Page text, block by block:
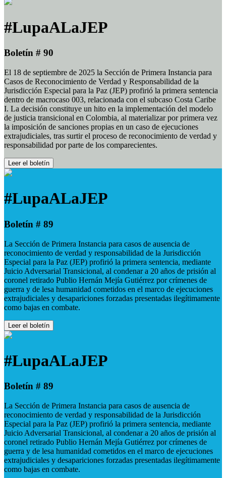
#LupaALaJEP
Boletín # 90
El 18 de septiembre de 2025 la Sección de Primera Instancia para
Casos de Reconocimiento de Verdad y Responsabilidad de la
Jurisdicción Especial para la Paz (JEP) profirió la primera sentencia
dentro de macrocaso 003, relacionada con el subcaso Costa Caribe
I. La decisión constituye un hito en la implementación del modelo
de justicia transicional en Colombia, al materializar por primera vez
la imposición de sanciones propias en un caso de ejecuciones
extrajudiciales, tras surtir el proceso de reconocimiento de verdad y
responsabilidad por parte de los comparecientes.
Leer el boletín
#LupaALaJEP
Boletín # 89
La Sección de Primera Instancia para casos de ausencia de
reconocimiento de verdad y responsabilidad de la Jurisdicción
Especial para la Paz (JEP) profirió la primera sentencia, mediante
Juicio Adversarial Transicional, al condenar a 20 años de prisión al
coronel retirado Publio Hernán Mejía Gutiérrez por crímenes de
guerra y de lesa humanidad cometidos en el marco de ejecuciones
extrajudiciales y desapariciones forzadas presentadas ilegítimamente
como bajas en combate.
Leer el boletín
#LupaALaJEP
Boletín # 89
La Sección de Primera Instancia para casos de ausencia de
reconocimiento de verdad y responsabilidad de la Jurisdicción
Especial para la Paz (JEP) profirió la primera sentencia, mediante
Juicio Adversarial Transicional, al condenar a 20 años de prisión al
coronel retirado Publio Hernán Mejía Gutiérrez por crímenes de
guerra y de lesa humanidad cometidos en el marco de ejecuciones
extrajudiciales y desapariciones forzadas presentadas ilegítimamente
como bajas en combate.